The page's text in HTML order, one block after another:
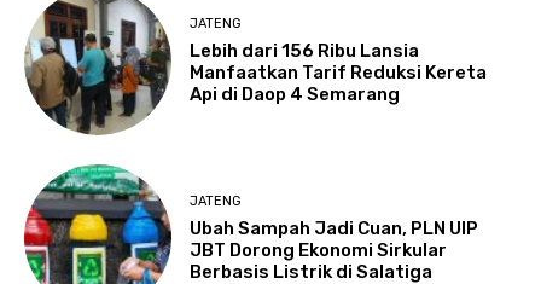
JATENG
Lebih dari 156 Ribu Lansia
Manfaatkan Tarif Reduksi Kereta
Api di Daop 4 Semarang
JATENG
Ubah Sampah Jadi Cuan, PLN UIP
JBT Dorong Ekonomi Sirkular
Berbasis Listrik di Salatiga